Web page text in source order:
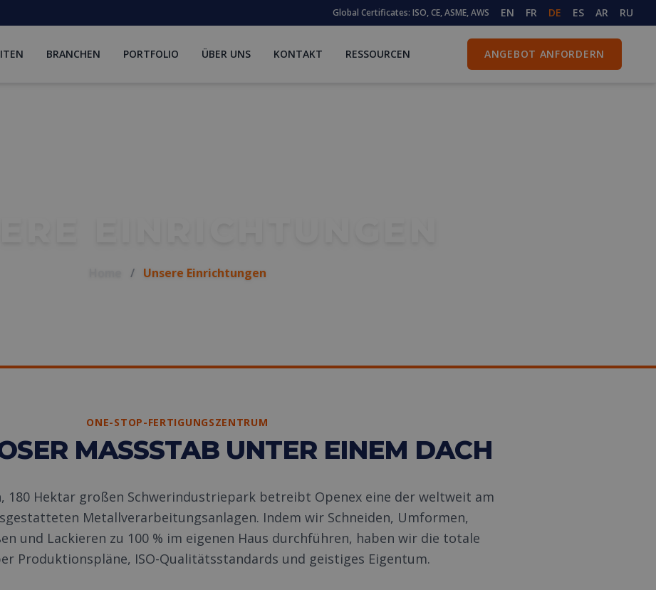
Global Certificates: ISO, CE, ASME, AWS EN FR DE ES AR RU
BRANCHEN PORTFOLIO ÜBER UNS KONTAKT RESSOURCEN ANGEBOT ANFORDERN
/ Unsere Einrichtungen
ONE-STOP-FERTIGUNGSZENTRUM
MASSSTAB UNTER EINEM DACH
180 Hektar großen Schwerindustriepark betreibt Openex eine der weltweit am
Metallverarbeitungsanlagen. Indem wir Schneiden, Umformen,
und Lackieren zu 100 % im eigenen Haus durchführen, haben wir die totale
Produktionspläne, ISO-Qualitätsstandards und geistiges Eigentum.